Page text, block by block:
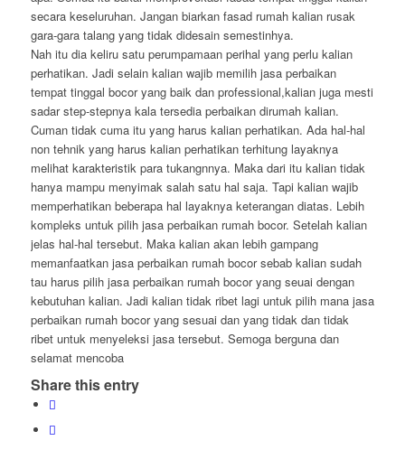
secara keseluruhan. Jangan biarkan fasad rumah kalian rusak
gara-gara talang yang tidak didesain semestinhya.
Nah itu dia keliru satu perumpamaan perihal yang perlu kalian
perhatikan. Jadi selain kalian wajib memilih jasa perbaikan
tempat tinggal bocor yang baik dan professional,kalian juga mesti
sadar step-stepnya kala tersedia perbaikan dirumah kalian.
Cuman tidak cuma itu yang harus kalian perhatikan. Ada hal-hal
non tehnik yang harus kalian perhatikan terhitung layaknya
melihat karakteristik para tukangnnya. Maka dari itu kalian tidak
hanya mampu menyimak salah satu hal saja. Tapi kalian wajib
memperhatikan beberapa hal layaknya keterangan diatas. Lebih
kompleks untuk pilih jasa perbaikan rumah bocor. Setelah kalian
jelas hal-hal tersebut. Maka kalian akan lebih gampang
memanfaatkan jasa perbaikan rumah bocor sebab kalian sudah
tau harus pilih jasa perbaikan rumah bocor yang seuai dengan
kebutuhan kalian. Jadi kalian tidak ribet lagi untuk pilih mana jasa
perbaikan rumah bocor yang sesuai dan yang tidak dan tidak
ribet untuk menyeleksi jasa tersebut. Semoga berguna dan
selamat mencoba
Share this entry